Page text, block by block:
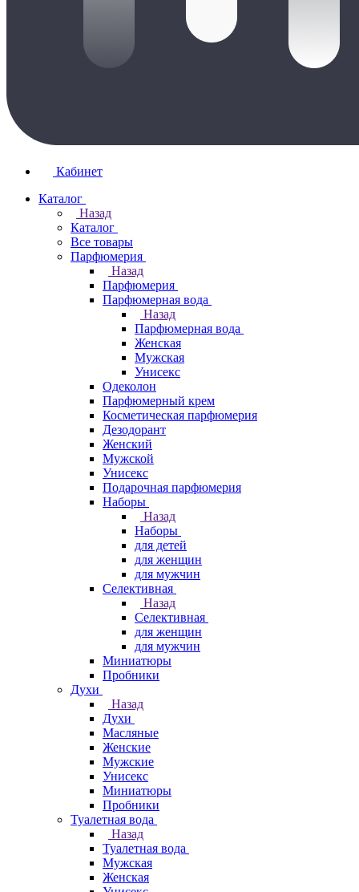
Кабинет
Каталог
Назад
Каталог
Все товары
Парфюмерия
Назад
Парфюмерия
Парфюмерная вода
Назад
Парфюмерная вода
Женская
Мужская
Унисекс
Одеколон
Парфюмерный крем
Косметическая парфюмерия
Дезодорант
Женский
Мужской
Унисекс
Подарочная парфюмерия
Наборы
Назад
Наборы
для детей
для женщин
для мужчин
Селективная
Назад
Селективная
для женщин
для мужчин
Миниатюры
Пробники
Духи
Назад
Духи
Масляные
Женские
Мужские
Унисекс
Миниатюры
Пробники
Туалетная вода
Назад
Туалетная вода
Мужская
Женская